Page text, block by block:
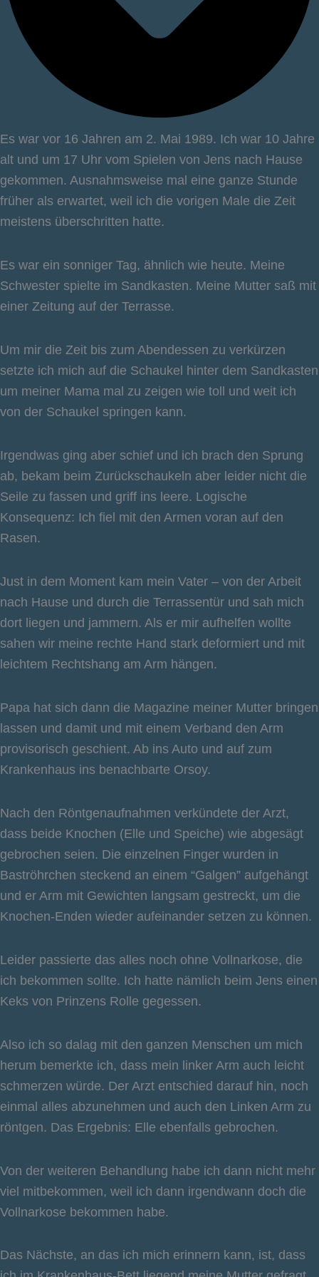
Es war vor 16 Jahren am 2. Mai 1989. Ich war 10 Jahre
alt und um 17 Uhr vom Spielen von Jens nach Hause
gekommen. Ausnahmsweise mal eine ganze Stunde
früher als erwartet, weil ich die vorigen Male die Zeit
meistens überschritten hatte.
Es war ein sonniger Tag, ähnlich wie heute. Meine
Schwester spielte im Sandkasten. Meine Mutter saß mit
einer Zeitung auf der Terrasse.
Um mir die Zeit bis zum Abendessen zu verkürzen
setzte ich mich auf die Schaukel hinter dem Sandkasten
um meiner Mama mal zu zeigen wie toll und weit ich
von der Schaukel springen kann.
Irgendwas ging aber schief und ich brach den Sprung
ab, bekam beim Zurückschaukeln aber leider nicht die
Seile zu fassen und griff ins leere. Logische
Konsequenz: Ich fiel mit den Armen voran auf den
Rasen.
Just in dem Moment kam mein Vater – von der Arbeit
nach Hause und durch die Terrassentür und sah mich
dort liegen und jammern. Als er mir aufhelfen wollte
sahen wir meine rechte Hand stark deformiert und mit
leichtem Rechtshang am Arm hängen.
Papa hat sich dann die Magazine meiner Mutter bringen
lassen und damit und mit einem Verband den Arm
provisorisch geschient. Ab ins Auto und auf zum
Krankenhaus ins benachbarte Orsoy.
Nach den Röntgenaufnahmen verkündete der Arzt,
dass beide Knochen (Elle und Speiche) wie abgesägt
gebrochen seien. Die einzelnen Finger wurden in
Baströhrchen steckend an einem “Galgen” aufgehängt
und er Arm mit Gewichten langsam gestreckt, um die
Knochen-Enden wieder aufeinander setzen zu können.
Leider passierte das alles noch ohne Vollnarkose, die
ich bekommen sollte. Ich hatte nämlich beim Jens einen
Keks von Prinzens Rolle gegessen.
Also ich so dalag mit den ganzen Menschen um mich
herum bemerkte ich, dass mein linker Arm auch leicht
schmerzen würde. Der Arzt entschied darauf hin, noch
einmal alles abzunehmen und auch den Linken Arm zu
röntgen. Das Ergebnis: Elle ebenfalls gebrochen.
Von der weiteren Behandlung habe ich dann nicht mehr
viel mitbekommen, weil ich dann irgendwann doch die
Vollnarkose bekommen habe.
Das Nächste, an das ich mich erinnern kann, ist, dass